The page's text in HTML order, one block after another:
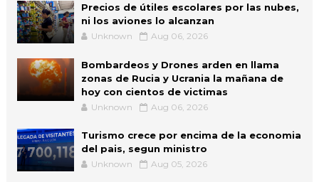
Precios de útiles escolares por las nubes,
ni los aviones lo alcanzan
Unknown Aug 06, 2026
Bombardeos y Drones arden en llama
zonas de Rucia y Ucrania la mañana de
hoy con cientos de victimas
Unknown Aug 06, 2026
Turismo crece por encima de la economia
del pais, segun ministro
Unknown Aug 05, 2026